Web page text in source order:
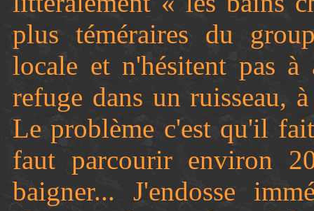
plus téméraires du
locale et n'hésitent pas
refuge dans un ruisseau,
Le problème c'est qu'il
faut parcourir environ
baigner... J'endosse